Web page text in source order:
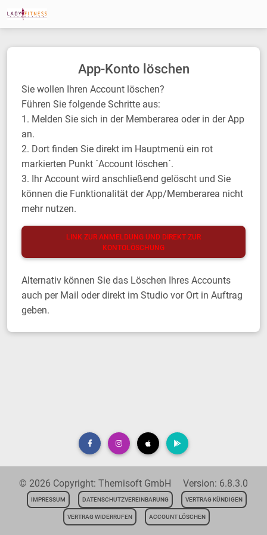
App-Konto löschen
Sie wollen Ihren Account löschen?
Führen Sie folgende Schritte aus:
1. Melden Sie sich in der Memberarea oder in der App
an.
2. Dort finden Sie direkt im Hauptmenü ein rot
markierten Punkt ´Account löschen´.
3. Ihr Account wird anschließend gelöscht und Sie
können die Funktionalität der App/Memberarea nicht
mehr nutzen.
LINK ZUR ANMELDUNG UND DIREKT ZUR
KONTOLÖSCHUNG
Alternativ können Sie das Löschen Ihres Accounts
auch per Mail oder direkt im Studio vor Ort in Auftrag
geben.
© 2026 Copyright: Themisoft GmbH Version: 6.8.3.0
IMPRESSUM DATENSCHUTZVEREINBARUNG VERTRAG KÜNDIGEN
VERTRAG WIDERRUFEN ACCOUNT LÖSCHEN